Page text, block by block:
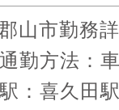
山市勤務
勤方法：
：喜久田